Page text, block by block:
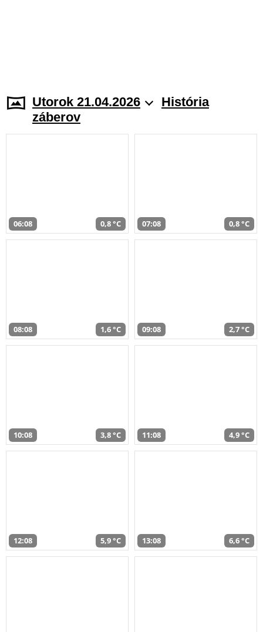
Utorok 21.04.2026
História
záberov
06:08 0,8 °C 07:08 0,8 °C
08:08 1,6 °C 09:08 2,7 °C
10:08 3,8 °C 11:08 4,9 °C
12:08 5,9 °C 13:08 6,6 °C